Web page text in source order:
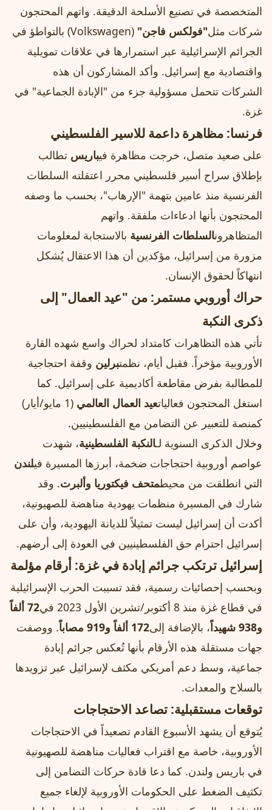
المتخصصة في تصنيع الأسلحة الدقيقة. واتهم المحتجون
شركات مثل"فولكس فاجن"
(Volkswagen) بالتواطؤ في
الجرائم الإسرائيلية عبر استمرارها في علاقات تمويلية
واقتصادية مع إسرائيل. وأكد المشاركون أن هذه
الشركات تتحمل مسؤولية جزء من "الإبادة الجماعية" في
غزة.
فرنسا: مظاهرة داعمة للاسير الفلسطيني
على صعيد متصل، خرجت مظاهرة فيباريس تطالب
بإطلاق سراح أسير فلسطيني محرر اعتقلته السلطات
الفرنسية منذ عامين بتهمة "الإرهاب"، بحسب ما وصفه
المحتجون بأنها ادعاءات ملفقة. واتهم
المتظاهرونالسلطات الفرنسية بالاستجابة لمعلومات
مزورة من إسرائيل، مؤكدين أن هذا الاعتقال يُشكل
انتهاكاً لحقوق الإنسان.
حراك أوروبي مستمر: من "عيد العمال" إلى
ذكرى النكبة
تأتي هذه التظاهرات كامتداد لحراك واسع شهده القارة
الأوروبية مؤخراً. فقبل أيام، نظمتبرلين وقفة احتجاجية
للمطالبة بفرض مقاطعة أكاديمية على إسرائيل. كما
استغل المحتجون فعالياتعيد العمال العالمي
(1 مايو/أيار)
كمنصة للتعبير عن التضامن مع الفلسطينيين.
وخلال الذكرى السنوية لـالنكبة الفلسطينية، شهدت
عواصم أوروبية احتجاجات ضخمة، أبرزها المسيرة فيلندن
التي انطلقت من محيطمتحف فيكتوريا وألبرت. وقد
شارك في المسيرة منظمات يهودية مناهضة للصهيونية،
أكدت أن إسرائيل ليست تمثيلاً للديانة اليهودية، وأن على
إسرائيل احترام حق الفلسطينيين في العودة إلى أرضهم.
إسرائيل ترتكب جرائم إبادة في غزة: أرقام مؤلمة
وبحسب إحصائيات رسمية، فقد تسببت الحرب الإسرائيلية
في قطاع غزة منذ 8 أكتوبر/تشرين الأول 2023 في
72 ألفاً
و938 شهيداً
، بالإضافة إلى172 ألفاً و919 مصاباً
. ووصفت
جهات مستقلة هذه الأرقام بأنها تُعكس جرائم إبادة
جماعية، وسط دعم أمريكي مكثف لإسرائيل عبر تزويدها
بالسلاح والمعدات.
توقعات مستقبلية: تصاعد الاحتجاجات
يُتوقع أن يشهد الأسبوع القادم تصعيداً في الاحتجاجات
الأوروبية، خاصة مع اقتراب فعاليات مناهضة للصهيونية
في باريس ولندن. كما دعا قادة حركات التضامن إلى
تكثيف الضغط على الحكومات الأوروبية لإلغاء جميع